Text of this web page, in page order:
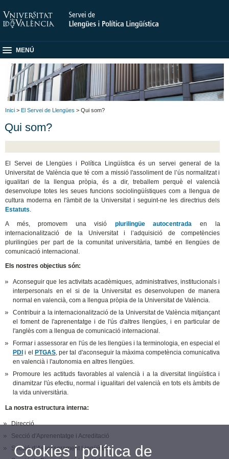
MENÚ
Inici > El Servei de Llengües > Qui som?
Qui som?
El Servei de Llengües i Política Lingüística és un servei general de la
Universitat de València que té com a missió l'assoliment de l’ús normalitzat i
igualitari de la llengua pròpia, és a dir, treballem perquè el valencià
desenvolupe totes les seues funcions sociolingüístiques com a llengua de
cultura moderna en l'àmbit de la Universitat i seguint-ne les directrius dels
Estatuts.
A més, promovem una visió plurilingüe autocentrada
en la
internacionalització de la Universitat i l’adquisició de competències
plurilingües per part de la comunitat universitària, també en llengües de
comunicació internacional.
Els nostres objectius són:
Aconseguir que les activitats acadèmiques, administratives, institucionals i
interpersonals en el si de la Universitat es desenvolupen de manera
normal en valencià, com a llengua pròpia de la Universitat de València.
Contribuir a la internacionalització de la Universitat de València mitjançant
el foment de l'aprenentatge i de l'ús d'altres llengües, i en particular de
l'anglès com a llengua de comunicació internacional.
Formar i assessorar en l'ús de les llengües i la terminologia, en especial el
PDI i el PTGAS, per tal d'aconseguir la màxima competència comunicativa
en valencià i l'autonomia en altres llengües.
Promoure les actituds favorables al valencià i a la diversitat lingüística i
dinamitzar l'ús efectiu, normal i igualitari del valencià en tots els àmbits de
la vida universitària.
La nostra estructura interna:
Direcció
Secció d'Aprenentatge i Acreditació
Secció d’Assessorament Lingüístic
Cookies i política de